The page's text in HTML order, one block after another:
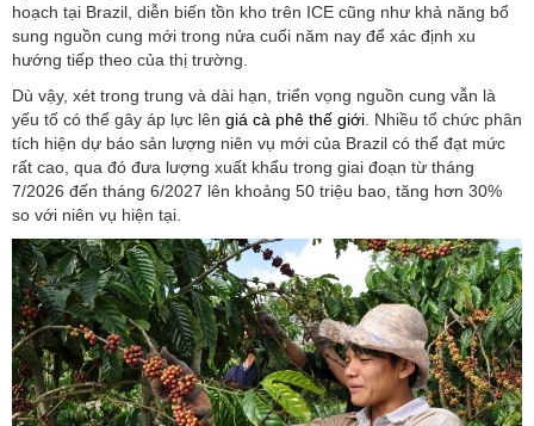
hoạch tại Brazil, diễn biến tồn kho trên ICE cũng như khả năng bổ
sung nguồn cung mới trong nửa cuối năm nay để xác định xu
hướng tiếp theo của thị trường.
Dù vậy, xét trong trung và dài hạn, triển vọng nguồn cung vẫn là
yếu tố có thể gây áp lực lên giá cà phê thế giới . Nhiều tổ chức phân
tích hiện dự báo sản lượng niên vụ mới của Brazil có thể đạt mức
rất cao, qua đó đưa lượng xuất khẩu trong giai đoạn từ tháng
7/2026 đến tháng 6/2027 lên khoảng 50 triệu bao, tăng hơn 30%
so với niên vụ hiện tại.